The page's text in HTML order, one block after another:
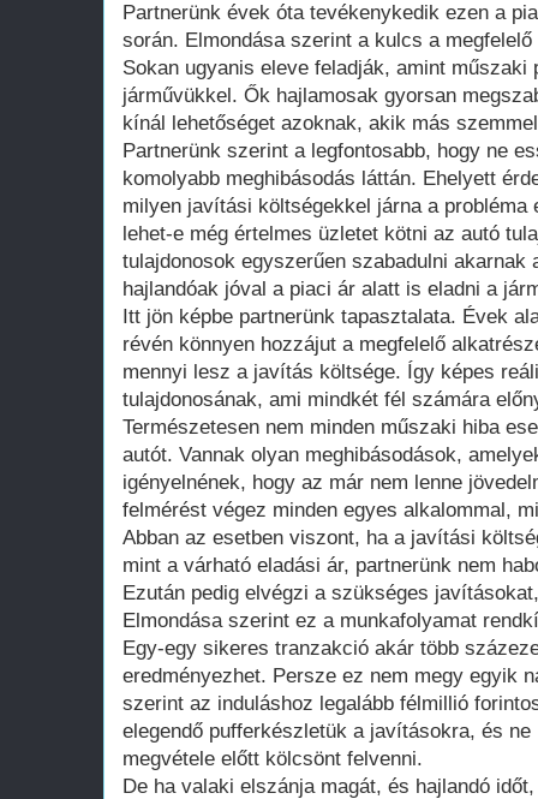
Partnerünk évek óta tevékenykedik ezen a
során. Elmondása szerint a kulcs a
Sokan ugyanis eleve feladják, amint műszaki
járművükkel. Ők hajlamosak gyorsan
kínál lehetőséget azoknak, akik más
Partnerünk szerint a legfontosabb, hogy ne
komolyabb meghibásodás láttán. Ehelyett
milyen javítási költségekkel járna a probléma
lehet-e még értelmes üzletet kötni az autó
tulajdonosok egyszerűen szabadulni akarnak
hajlandóak jóval a piaci ár alatt is eladni a
Itt jön képbe partnerünk tapasztalata. Évek
révén könnyen hozzájut a megfelelő
mennyi lesz a javítás költsége. Így képes
tulajdonosának, ami mindkét fél számára
Természetesen nem minden műszaki hiba
autót. Vannak olyan meghibásodások,
igényelnének, hogy az már nem lenne
felmérést végez minden egyes alkalommal,
Abban az esetben viszont, ha a javítási
mint a várható eladási ár, partnerünk nem
Ezután pedig elvégzi a szükséges
Elmondása szerint ez a munkafolyamat
Egy-egy sikeres tranzakció akár több
eredményezhet. Persze ez nem megy egyik
szerint az induláshoz legalább félmillió
elegendő pufferkészletük a javításokra, és
megvétele előtt kölcsönt felvenni.
De ha valaki elszánja magát, és hajlandó